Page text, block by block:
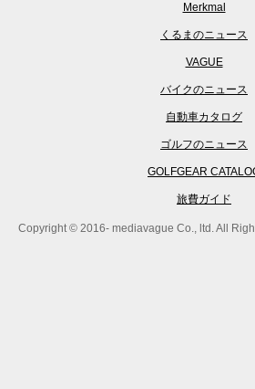
Merkmal
くるまのニュース
VAGUE
バイクのニュース
自動車カタログ
ゴルフのニュース
GOLFGEAR
旅費ガイド
Copyright © 2016- mediavague Co., ltd. All